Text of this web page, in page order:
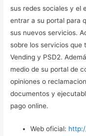
sus redes sociales y el
entrar a su portal para
sus nuevos servicios.
sobre los servicios que
Vending y PSD2.
medio de su portal de
opiniones o
documentos y
pago online.
Web oficial: